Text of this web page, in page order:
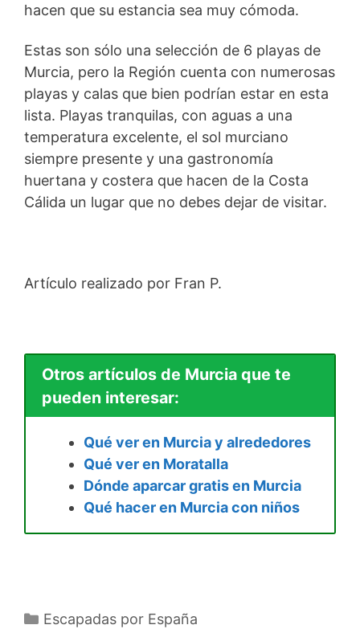
hacen que su estancia sea muy cómoda.
Estas son sólo una selección de 6 playas de
Murcia, pero la Región cuenta con numerosas
playas y calas que bien podrían estar en esta
lista. Playas tranquilas, con aguas a una
temperatura excelente, el sol murciano
siempre presente y una gastronomía
huertana y costera que hacen de la Costa
Cálida un lugar que no debes dejar de visitar.
Artículo realizado por Fran P.
Otros artículos de Murcia que te
pueden interesar:
Qué ver en Murcia y alrededores
Qué ver en Moratalla
Dónde aparcar gratis en Murcia
Qué hacer en Murcia con niños
Categorías
Escapadas por España